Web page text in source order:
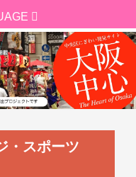
・スポーツ